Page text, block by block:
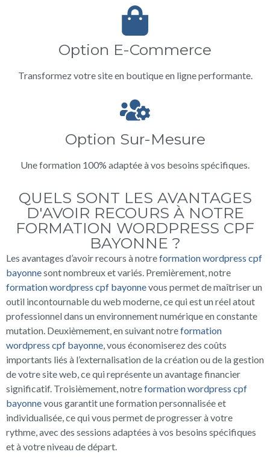
Option E-Commerce
Transformez votre site en boutique en ligne performante.
Option Sur-Mesure
Une formation 100% adaptée à vos besoins spécifiques.
QUELS SONT LES AVANTAGES
D'AVOIR RECOURS À NOTRE
FORMATION WORDPRESS CPF
BAYONNE ?
Les avantages d’avoir recours à notreformation wordpress cpf
bayonnesont nombreux et variés. Premièrement, notre
formation wordpress cpf bayonnevous permet de maîtriser un
outil incontournable du web moderne, ce qui est un réel atout
professionnel dans un environnement numérique en constante
mutation. Deuxièmement, en suivant notreformation
wordpress cpf bayonne, vous économiserez des coûts
importants liés à l’externalisation de la création ou de la gestion
de votre site web, ce qui représente un avantage financier
significatif. Troisièmement, notreformation wordpress cpf
bayonnevous garantit une formation personnalisée et
individualisée, ce qui vous permet de progresser à votre
rythme, avec des sessions adaptées à vos besoins spécifiques
et à votre niveau de départ.